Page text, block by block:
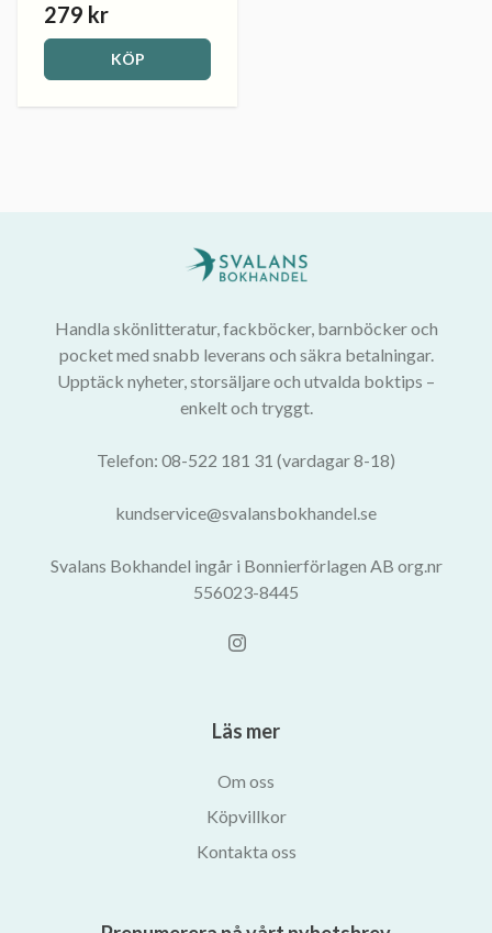
279 kr
KÖP
Handla skönlitteratur, fackböcker, barnböcker och
pocket med snabb leverans och säkra betalningar.
Upptäck nyheter, storsäljare och utvalda boktips –
enkelt och tryggt.
Telefon: 08-522 181 31 (vardagar 8-18)
kundservice@svalansbokhandel.se
Svalans Bokhandel ingår i Bonnierförlagen AB org.nr
556023-8445
Läs mer
Om oss
Köpvillkor
Kontakta oss